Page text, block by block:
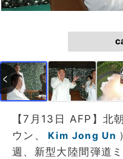
【7月13日 AFP】北
ウン、
Kim Jong Un
週、新型大陸間弾道